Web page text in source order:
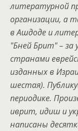
литературной
организации, а
в Ашдоде и
"Бней Брит" – за
странами
изданных в
шестая).
периодике.
иврит, идиш и
написаны